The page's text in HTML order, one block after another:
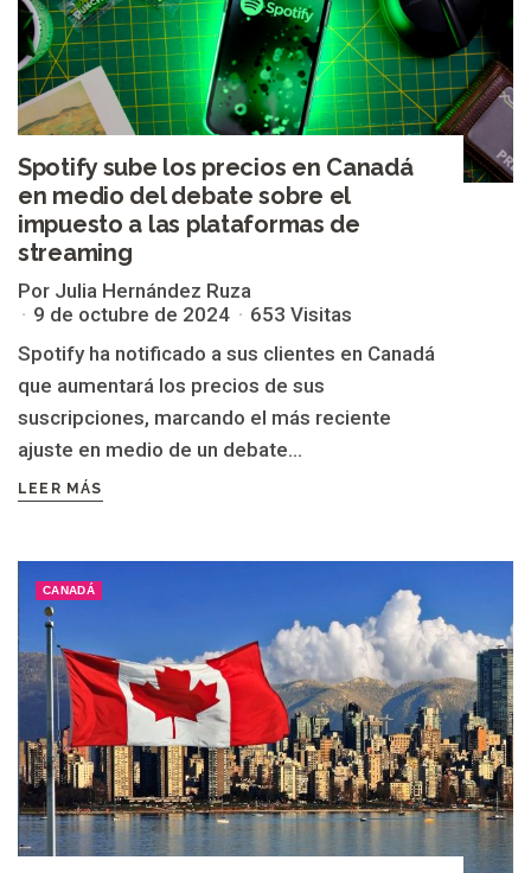
Spotify sube los precios en Canadá
en medio del debate sobre el
impuesto a las plataformas de
streaming
Por Julia Hernández Ruza
9 de octubre de 2024
653 Visitas
Spotify ha notificado a sus clientes en Canadá
que aumentará los precios de sus
suscripciones, marcando el más reciente
ajuste en medio de un debate...
LEER MÁS
CANADÁ